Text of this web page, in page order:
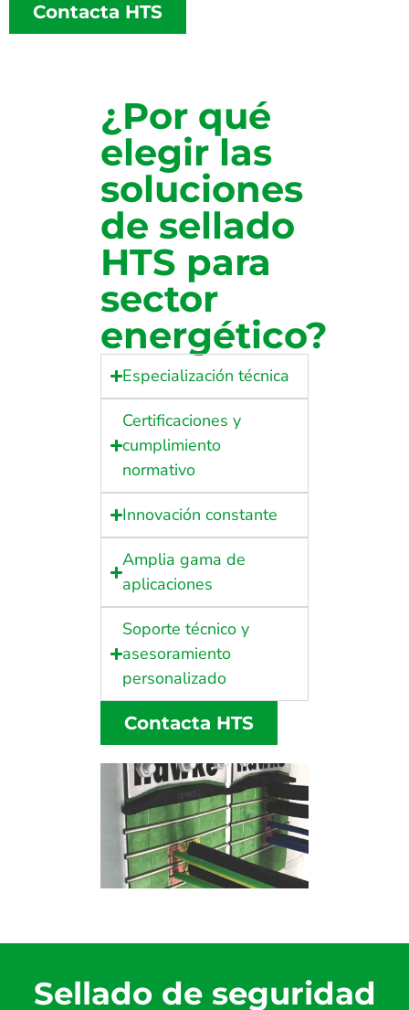
Contacta HTS
¿Por qué
elegir las
soluciones
de sellado
HTS para
sector
energético?
Especialización técnica
Certificaciones y
cumplimiento
normativo
Innovación constante
Amplia gama de
aplicaciones
Soporte técnico y
asesoramiento
personalizado
Contacta HTS
Sellado de seguridad